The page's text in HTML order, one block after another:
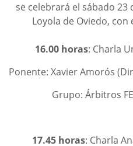
se celebrará el sábado 23
Loyola de Oviedo, con
16.00 horas: Charla
Ponente: Xavier Amorós
Grupo: Árbitros
17.45 horas: Charla